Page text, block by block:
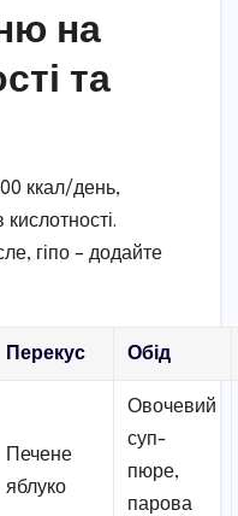
на
та
ккал/день,
гіпо – додайте
Перекус Обід
Печене
яблуко
Овочевий
суп-
пюре,
парова